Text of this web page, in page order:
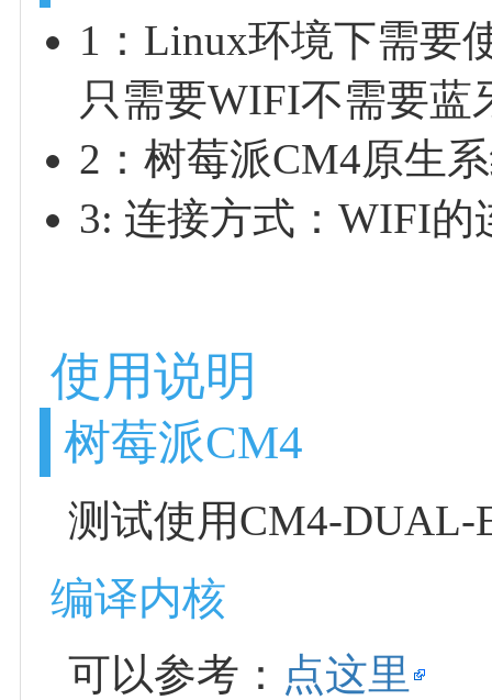
1：Linux环境下需要
只需要WIFI不需要蓝
2：树莓派CM4原生
3: 连接方式：WIFI的
使用说明
树莓派CM4
测试使用CM4-DUAL-
编译内核
可以参考： 点这里